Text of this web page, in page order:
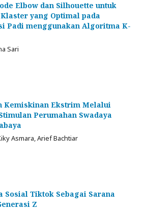
Elbow dan Silhouette untuk
yang Optimal pada
Padi menggunakan Algoritma K-
Sari
Kemiskinan Ekstrim Melalui
Perumahan Swadaya
Asmara, Arief Bachtiar
Sosial Tiktok Sebagai Sarana
Z